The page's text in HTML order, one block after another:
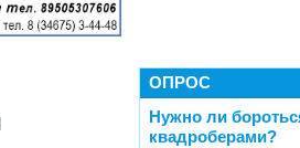
ОПРОС
Нужно ли
квадроберами?